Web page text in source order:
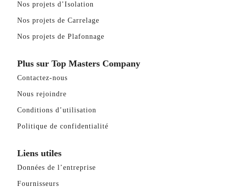
Nos projets d’Isolation
Nos projets de Carrelage
Nos projets de Plafonnage
Plus sur Top Masters Company
Contactez-nous
Nous rejoindre
Conditions d’utilisation
Politique de confidentialité
Liens utiles
Données de l’entreprise
Fournisseurs